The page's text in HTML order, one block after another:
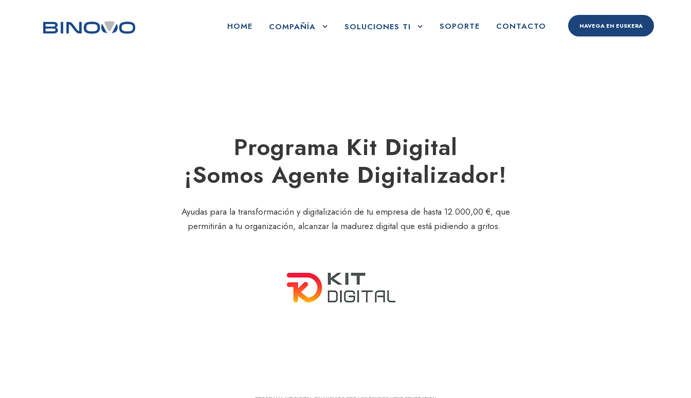
HOME COMPAÑÍA SOLUCIONES TI SOPORTE CONTACTO NAVEGA EN EUSKERA
Programa Kit Digital
¡Somos Agente Digitalizador!
Ayudas para la transformación y digitalización de tu empresa de hasta 12.000,00 €, que
permitirán a tu organización, alcanzar la madurez digital que está pidiendo a gritos.